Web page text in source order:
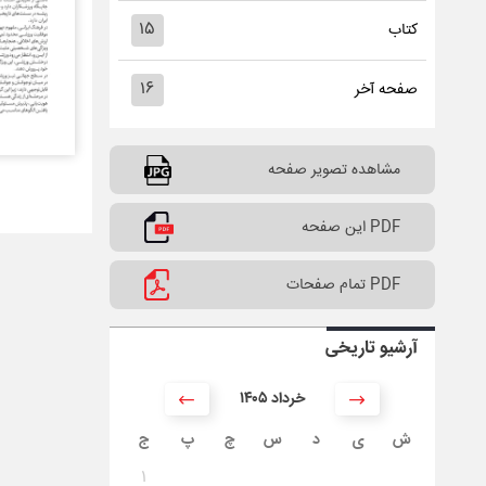
کتاب ۱۵
صفحه آخر ۱۶
مشاهده تصویر صفحه
PDF این صفحه
PDF تمام صفحات
آرشیو تاریخی
۱۴۰۵ خرداد
ش
ی د س چ پ ج
۱